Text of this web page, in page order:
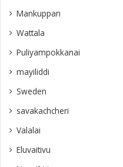
Mankuppan
Wattala
Puliyampokkanai
mayiliddi
Sweden
savakachcheri
Valalai
Eluvaitivu